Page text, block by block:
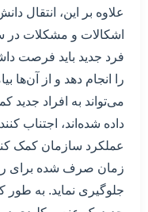
علاوه بر این، انتقال
اشکالات و مشکلات در
فرد جدید باید فرصت
را انجام دهد و از آن‌ها
می‌تواند به افراد جدید
داده شده‌اند، اجتناب
عملکرد سازمان کمک
زمان صرف شده برای
جلوگیری نماید. به طور